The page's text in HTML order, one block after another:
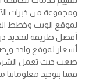
ومجموعة من خبرات
لموقع الويب وخطط
أفضل طريقة لتحديد
أسعار لموقع واحد
صعب حيث تعمل
قمنا بتوحيد